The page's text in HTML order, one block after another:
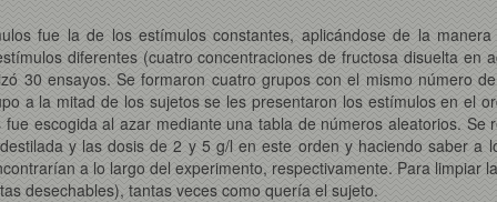
fue la de los estímulos constantes, aplicándose de la
diferentes (cuatro concentraciones de fructosa disuelta en
30 ensayos. Se formaron cuatro grupos con el mismo número
a la mitad de los sujetos se les presentaron los estímulos en el
escogida al azar mediante una tabla de números aleatorios.
y las dosis de 2 y 5 g/l en este orden y haciendo saber a
a lo largo del experimento, respectivamente. Para limpiar
desechables), tantas veces como quería el sujeto.